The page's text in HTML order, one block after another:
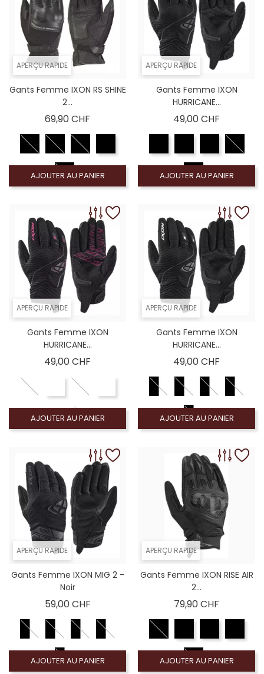
APERÇU RAPIDE
Gants Femme IXON RS SHINE
2...
69,90 CHF
AJOUTER AU PANIER
APERÇU RAPIDE
Gants Femme IXON
HURRICANE...
49,00 CHF
AJOUTER AU PANIER
APERÇU RAPIDE
Gants Femme IXON
HURRICANE...
49,00 CHF
AJOUTER AU PANIER
APERÇU RAPIDE
Gants Femme IXON
HURRICANE...
49,00 CHF
AJOUTER AU PANIER
APERÇU RAPIDE
Gants Femme IXON MIG 2 -
Noir
59,00 CHFPrix
AJOUTER AU PANIER
APERÇU RAPIDE
Gants Femme IXON RISE AIR
2...
79,90 CHF
AJOUTER AU PANIER